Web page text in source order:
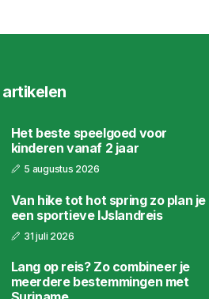
Het beste speelgoed voor
kinderen vanaf 2 jaar
5 augustus 2026
Van hike tot hot spring zo plan je
een sportieve IJslandreis
31 juli 2026
Lang op reis? Zo combineer je
meerdere bestemmingen met